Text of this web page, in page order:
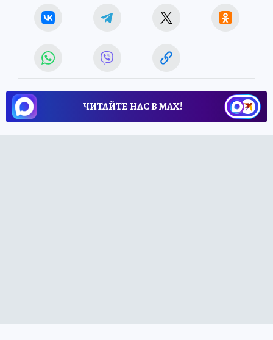
ЧИТАЙТЕ НАС В МАХ!